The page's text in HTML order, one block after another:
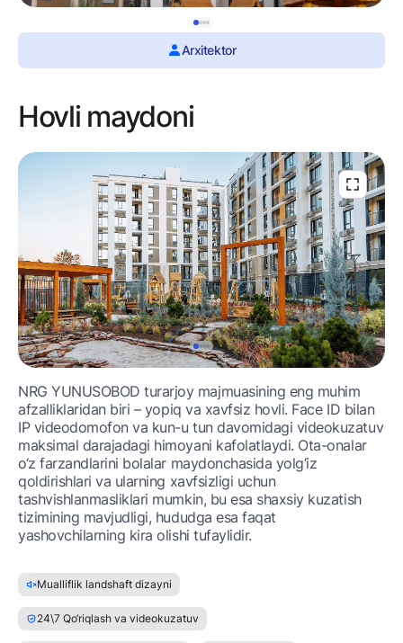
Arxitektor
Hovli maydoni
NRG YUNUSOBOD turarjoy majmuasining eng muhim
afzalliklaridan biri – yopiq va xavfsiz hovli. Face ID bilan
IP videodomofon va kun-u tun davomidagi videokuzatuv
maksimal darajadagi himoyani kafolatlaydi. Ota-onalar
o‘z farzandlarini bolalar maydonchasida yolg‘iz
qoldirishlari va ularning xavfsizligi uchun
tashvishlanmasliklari mumkin, bu esa shaxsiy kuzatish
tizimining mavjudligi, hududga esa faqat
yashovchilarning kira olishi tufaylidir.
Mualliflik landshaft dizayni
24\7 Qo‘riqlash va videokuzatuv